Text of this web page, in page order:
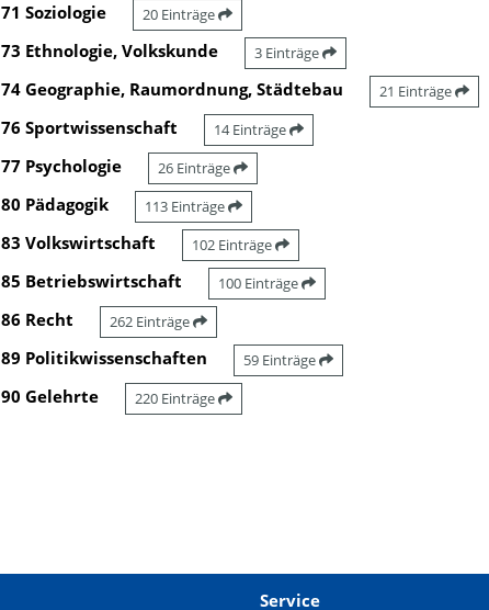
71 Soziologie 20 Einträge
73 Ethnologie, Volkskunde 3 Einträge
74 Geographie, Raumordnung, Städtebau 21 Einträge
76 Sportwissenschaft 14 Einträge
77 Psychologie 26 Einträge
80 Pädagogik 113 Einträge
83 Volkswirtschaft 102 Einträge
85 Betriebswirtschaft 100 Einträge
86 Recht 262 Einträge
89 Politikwissenschaften 59 Einträge
90 Gelehrte 220 Einträge
Service